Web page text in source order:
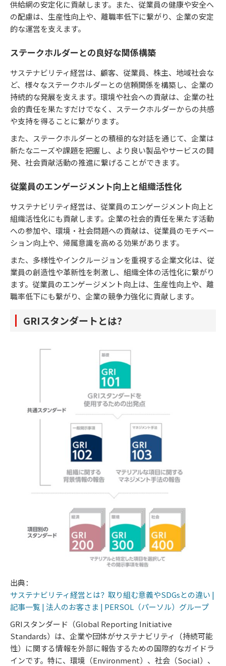
供給網の安定化に貢献します。また、従業員の健康や安全へ
の配慮は、生産性向上や、離職率低下に繋がり、企業の安定
的な運営を支えます。
ステークホルダーとの良好な関係構築
サステナビリティ経営は、顧客、従業員、株主、地域社会な
ど、様々なステークホルダーとの信頼関係を構築し、企業の
持続的な発展を支えます。環境や社会への貢献は、企業の社
会的責任を果たすだけでなく、ステークホルダーからの共感
や支持を得ることに繋がります。
また、ステークホルダーとの積極的な対話を通じて、企業は
新たなニーズや課題を把握し、より良い製品やサービスの開
発、社会貢献活動の推進に繋げることができます。
従業員のエンゲージメント向上と組織活性化
サステナビリティ経営は、従業員のエンゲージメント向上と
組織活性化にも貢献します。企業の社会的責任を果たす活動
への参加や、環境・社会問題への貢献は、従業員のモチベー
ション向上や、帰属意識を高める効果があります。
また、多様性やインクルージョンを重視する企業文化は、従
業員の創造性や革新性を刺激し、組織全体の活性化に繋がり
ます。従業員のエンゲージメント向上は、生産性向上や、離
職率低下にも繋がり、企業の競争力強化に貢献します。
GRIスタンダートとは？
出典：
サステナビリティ経営とは？取り組む意義やSDGsとの違い |
記事一覧 | 法人のお客さま | PERSOL（パーソル）グループ
GRIスタンダード（Global Reporting Initiative
Standards）は、企業や団体がサステナビリティ（持続可能
性）に関する情報を外部に報告するための国際的なガイドラ
インです。特に、環境（Environment）、社会（Social）、